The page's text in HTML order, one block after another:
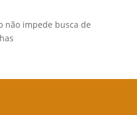
não impede busca de